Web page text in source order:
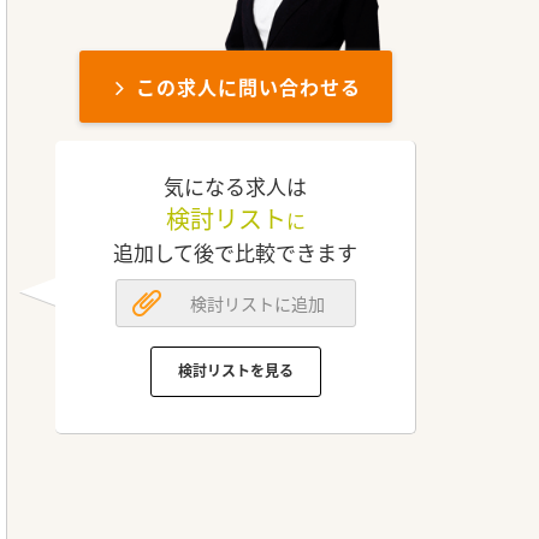
この求人に問い合わせる
気になる求人は
検討リスト に
追加して後で比較できます
検討リストに追加
検討リストを見る